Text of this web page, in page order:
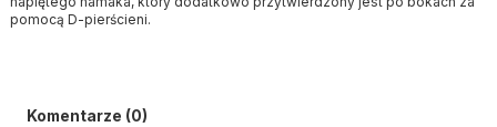
pomocą D-pierścieni.
Komentarze (0)